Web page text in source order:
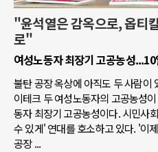
"윤석열은 감옥으로, 옵티
로"
여성노동자 최장기 고공농성
불탄 공장 옥상에 아직도 두 사람이
이테크 두 여성노동자의 고공농성
동자 최장기 고공농성이다. 시민사
수 있게' 연대를 호소하고 있다. '이
공장 ...